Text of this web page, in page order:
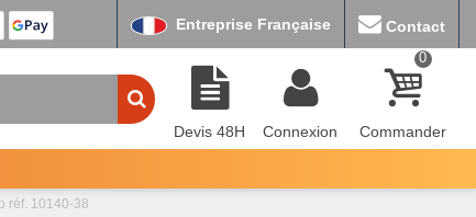
Entreprise Française Contact
Devis 48H Connexion
0
Commander
réf. 10140-38